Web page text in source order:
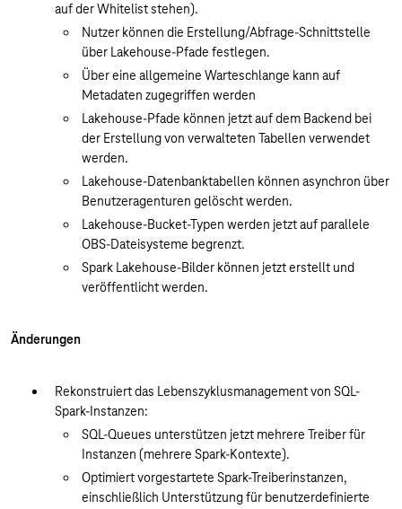
auf der Whitelist stehen).
Nutzer können die Erstellung/Abfrage-Schnittstelle
über Lakehouse-Pfade festlegen.
Über eine allgemeine Warteschlange kann auf
Metadaten zugegriffen werden
Lakehouse-Pfade können jetzt auf dem Backend bei
der Erstellung von verwalteten Tabellen verwendet
werden.
Lakehouse-Datenbanktabellen können asynchron über
Benutzeragenturen gelöscht werden.
Lakehouse-Bucket-Typen werden jetzt auf parallele
OBS-Dateisysteme begrenzt.
Spark Lakehouse-Bilder können jetzt erstellt und
veröffentlicht werden.
Änderungen
Rekonstruiert das Lebenszyklusmanagement von SQL-
Spark-Instanzen:
SQL-Queues unterstützen jetzt mehrere Treiber für
Instanzen (mehrere Spark-Kontexte).
Optimiert vorgestartete Spark-Treiberinstanzen,
einschließlich Unterstützung für benutzerdefinierte